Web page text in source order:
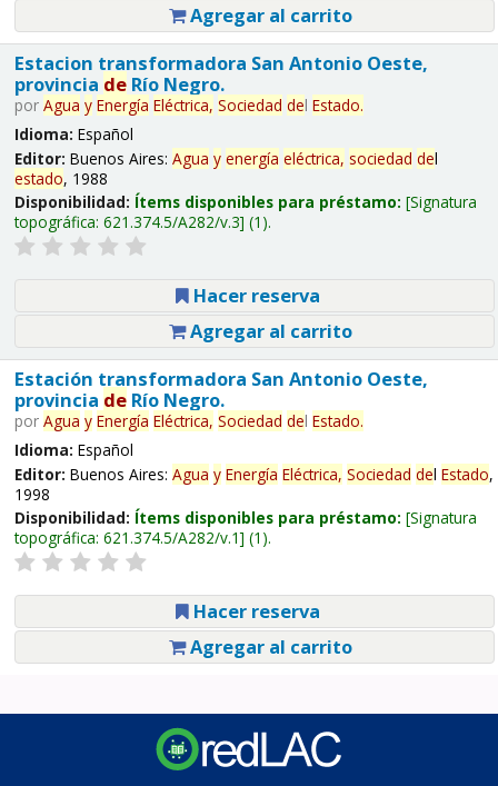
Agregar al carrito
Estacion transformadora San Antonio Oeste,
provincia deRío Negro.
por Agua y Energía Eléctrica, Sociedad del Estado.
Idioma: Español
Editor: Buenos Aires: Agua y energía eléctrica, sociedad del
estado, 1988
Disponibilidad: Ítems disponibles para préstamo: Signatura
topográfica: 621.374.5/A282/v.3 (1).
Hacer reserva
Agregar al carrito
Estación transformadora San Antonio Oeste,
provincia deRío Negro.
por Agua y Energía Eléctrica, Sociedad del Estado.
Idioma: Español
Editor: Buenos Aires: Agua y Energía Eléctrica, Sociedad del Estado,
1998
Disponibilidad: Ítems disponibles para préstamo: Signatura
topográfica: 621.374.5/A282/v.1 (1).
Hacer reserva
Agregar al carrito